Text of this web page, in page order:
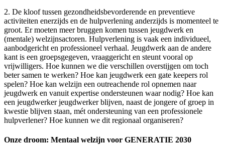
2. De kloof tussen gezondheidsbevorderende en preventieve
activiteiten enerzijds en de hulpverlening anderzijds is momenteel te
groot. Er moeten meer bruggen komen tussen jeugdwerk en
(mentale) welzijnsactoren. Hulpverlening is vaak een individueel,
aanbodgericht en professioneel verhaal. Jeugdwerk aan de andere
kant is een groepsgegeven, vraaggericht en steunt vooral op
vrijwilligers. Hoe kunnen we die verschillen overstijgen om toch
beter samen te werken? Hoe kan jeugdwerk een gate keepers rol
spelen? Hoe kan welzijn een outreachende rol opnemen naar
jeugdwerk en vanuit expertise ondersteunen waar nodig? Hoe kan
een jeugdwerker jeugdwerker blijven, naast de jongere of groep in
kwestie blijven staan, mét ondersteuning van een professionele
hulpverlener? Hoe kunnen we dit regionaal organiseren?
Onze droom: Mentaal welzijn voor GENERATIE 2030